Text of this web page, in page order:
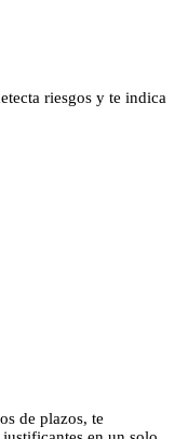
riesgos y te indica
de plazos, te